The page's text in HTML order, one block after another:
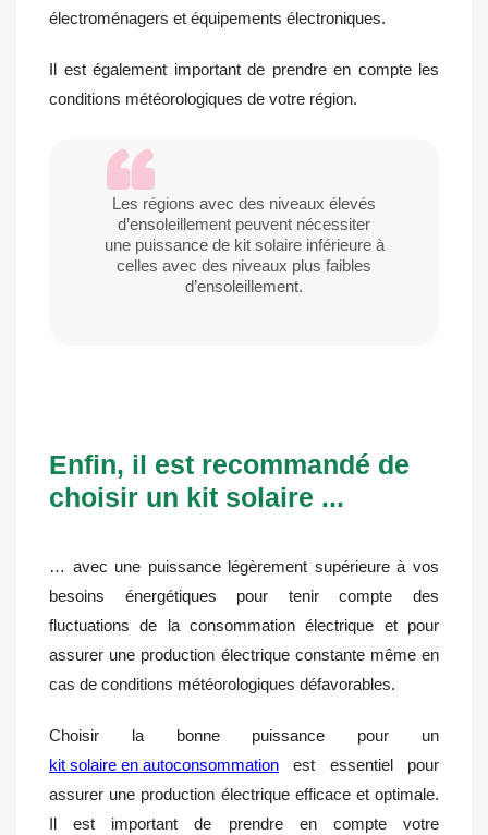
électroménagers et équipements électroniques.
Il est également important de prendre en compte les
conditions météorologiques de votre région.
Les régions avec des niveaux élevés
d’ensoleillement peuvent nécessiter
une puissance de kit solaire inférieure à
celles avec des niveaux plus faibles
d’ensoleillement.
Enfin, il est recommandé de
choisir un kit solaire ...
… avec une puissance légèrement supérieure à vos
besoins énergétiques pour tenir compte des
fluctuations de la consommation électrique et pour
assurer une production électrique constante même en
cas de conditions météorologiques défavorables.
Choisir la bonne puissance pour un
kit solaire en autoconsommation est essentiel pour
assurer une production électrique efficace et optimale.
Il est important de prendre en compte votre